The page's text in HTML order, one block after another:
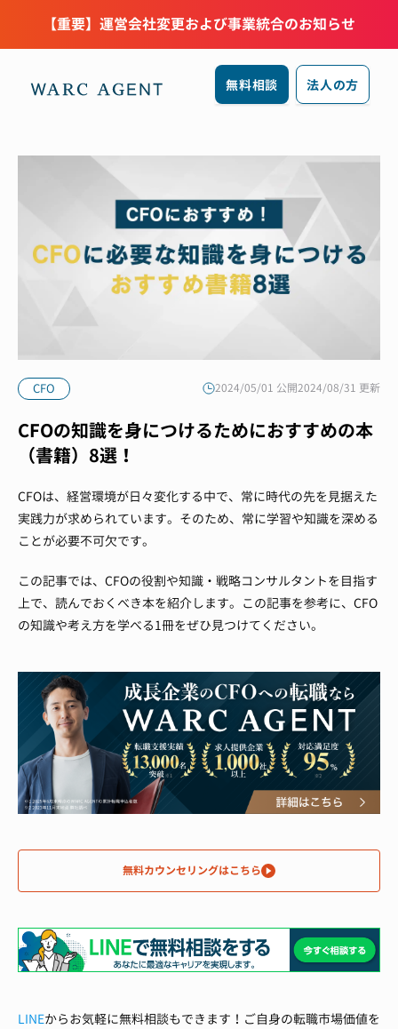
【重要】運営会社変更および事業統合のお知らせ
無料相談 法人の方
CFO 2024/05/01 公開2024/08/31 更新
CFOの知識を身につけるためにおすすめの本
（書籍）8選！
CFOは、経営環境が日々変化する中で、常に時代の先を見据えた
実践力が求められています。そのため、常に学習や知識を深める
ことが必要不可欠です。
この記事では、CFOの役割や知識・戦略コンサルタントを目指す
上で、読んでおくべき本を紹介します。この記事を参考に、CFO
の知識や考え方を学べる1冊をぜひ見つけてください。
無料カウンセリングはこちら
LINEからお気軽に無料相談もできます！ご自身の転職市場価値を